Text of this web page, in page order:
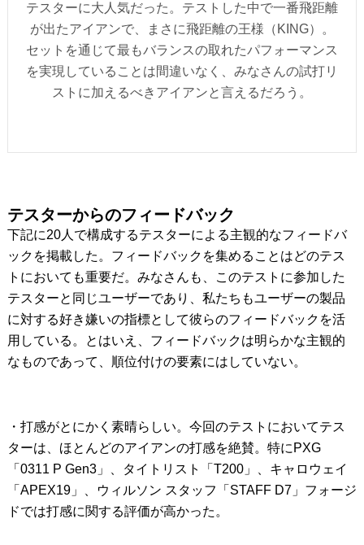
テスターに大人気だった。テストした中で一番飛距離
が出たアイアンで、まさに飛距離の王様（KING）。
セットを通じて最もバランスの取れたパフォーマンス
を実現していることは間違いなく、みなさんの試打リ
ストに加えるべきアイアンと言えるだろう。
テスターからのフィードバック
下記に20人で構成するテスターによる主観的なフィードバ
ックを掲載した。フィードバックを集めることはどのテス
トにおいても重要だ。みなさんも、このテストに参加した
テスターと同じユーザーであり、私たちもユーザーの製品
に対する好き嫌いの指標として彼らのフィードバックを活
用している。とはいえ、フィードバックは明らかな主観的
なものであって、順位付けの要素にはしていない。
・打感がとにかく素晴らしい。今回のテストにおいてテス
ターは、ほとんどのアイアンの打感を絶賛。特にPXG
「0311 P Gen3」、タイトリスト「T200」、キャロウェイ
「APEX19」、ウィルソン スタッフ「STAFF D7」フォージ
ドでは打感に関する評価が高かった。